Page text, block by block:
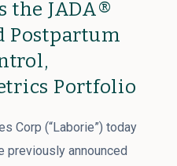
the JADA®
Postpartum
Portfolio
Corp (“Laborie”) today
previously announced